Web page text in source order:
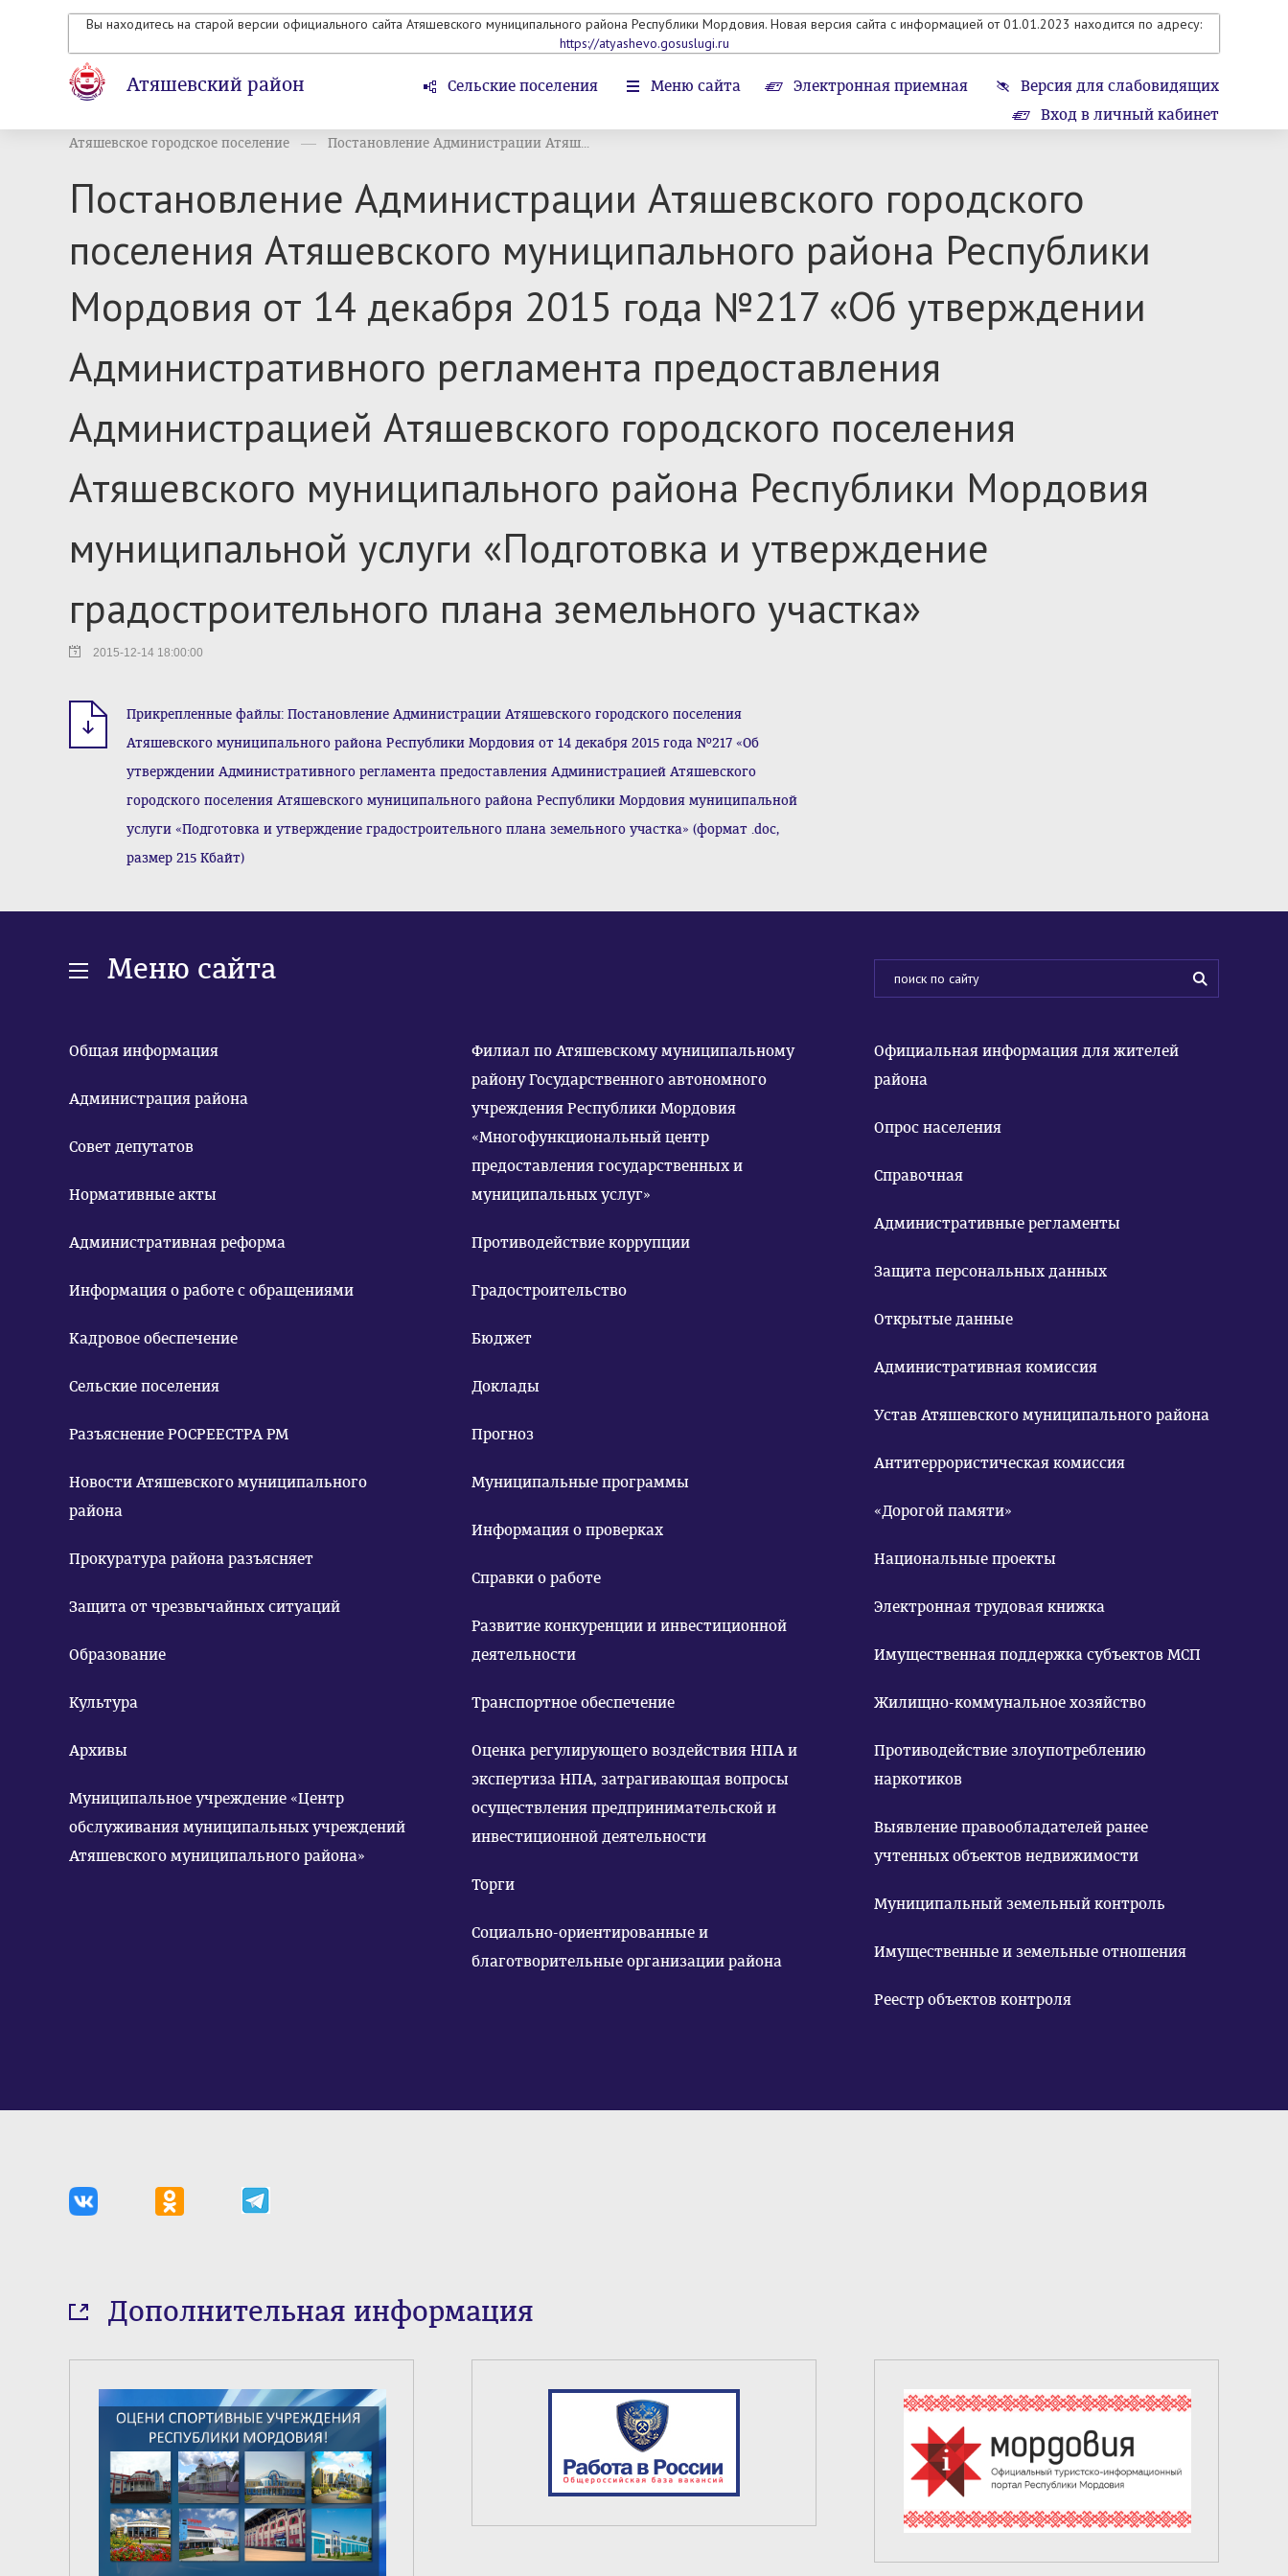
Вы находитесь на старой версии официального сайта Атяшевского муниципального района Республики Мордовия. Новая версия сайта с информацией от 01.01.2023 находится по адресу:
https://atyashevo.gosuslugi.ru
Атяшевский район Сельские поселения Меню сайта Электронная приемная
Версия для слабовидящих
Вход в личный кабинет
Атяшевское городское поселение Постановление Администрации Атяш...
Постановление Администрации Атяшевского городского
поселения Атяшевского муниципального района Республики
Мордовия от 14 декабря 2015 года №217 «Об утверждении
Административного регламента предоставления
Администрацией Атяшевского городского поселения
Атяшевского муниципального района Республики Мордовия
муниципальной услуги «Подготовка и утверждение
градостроительного плана земельного участка»
2015-12-14 18:00:00
Прикрепленные файлы: Постановление Администрации Атяшевского городского поселения
Атяшевского муниципального района Республики Мордовия от 14 декабря 2015 года №217 «Об
утверждении Административного регламента предоставления Администрацией Атяшевского
городского поселения Атяшевского муниципального района Республики Мордовия муниципальной
услуги «Подготовка и утверждение градостроительного плана земельного участка» (формат .doc,
размер 215 Кбайт)
Меню сайта
Общая информация
Администрация района
Совет депутатов
Нормативные акты
Административная реформа
Информация о работе с обращениями
Кадровое обеспечение
Сельские поселения
Разъяснение РОСРЕЕСТРА РМ
Новости Атяшевского муниципального
района
Прокуратура района разъясняет
Защита от чрезвычайных ситуаций
Образование
Культура
Архивы
Муниципальное учреждение «Центр
обслуживания муниципальных учреждений
Атяшевского муниципального района»
Филиал по Атяшевскому муниципальному
району Государственного автономного
учреждения Республики Мордовия
«Многофункциональный центр
предоставления государственных и
муниципальных услуг»
Противодействие коррупции
Градостроительство
Бюджет
Доклады
Прогноз
Муниципальные программы
Информация о проверках
Справки о работе
Развитие конкуренции и инвестиционной
деятельности
Транспортное обеспечение
Оценка регулирующего воздействия НПА и
экспертиза НПА, затрагивающая вопросы
осуществления предпринимательской и
инвестиционной деятельности
Торги
Социально-ориентированные и
благотворительные организации района
Официальная информация для жителей
района
Опрос населения
Справочная
Административные регламенты
Защита персональных данных
Открытые данные
Административная комиссия
Устав Атяшевского муниципального района
Антитеррористическая комиссия
«Дорогой памяти»
Национальные проекты
Электронная трудовая книжка
Имущественная поддержка субъектов МСП
Жилищно-коммунальное хозяйство
Противодействие злоупотреблению
наркотиков
Выявление правообладателей ранее
учтенных объектов недвижимости
Муниципальный земельный контроль
Имущественные и земельные отношения
Реестр объектов контроля
Дополнительная информация